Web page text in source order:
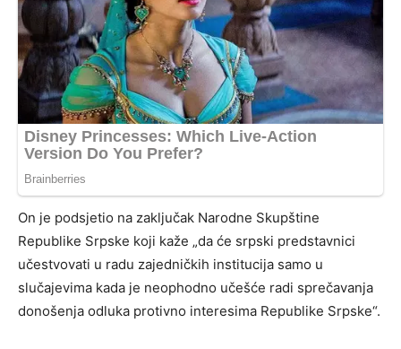
On je podsjetio na zaključak Narodne Skupštine
Republike Srpske koji kaže „da će srpski predstavnici
učestvovati u radu zajedničkih institucija samo u
slučajevima kada je neophodno učešće radi sprečavanja
donošenja odluka protivno interesima Republike Srpske“.